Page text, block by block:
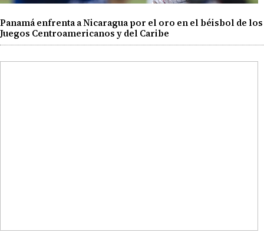
Panamá enfrenta a Nicaragua por el oro en el béisbol de los
Juegos Centroamericanos y del Caribe